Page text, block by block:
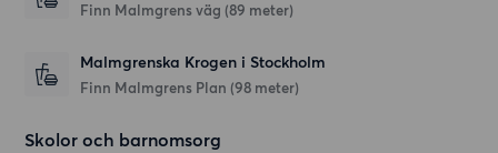
Finn Malmgrens väg (89 meter)
Malmgrenska Krogen i Stockholm
Finn Malmgrens Plan (98 meter)
Skolor och barnomsorg